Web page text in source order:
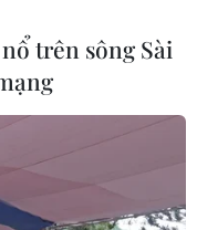
trên sông Sài